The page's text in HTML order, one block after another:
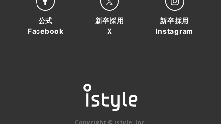
公式
Facebook
新卒採用
X
新卒採用
Instagram
Copyright © istyle, Inc.